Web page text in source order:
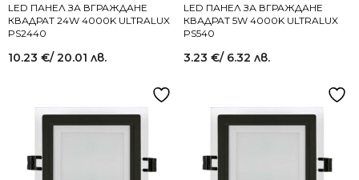
LED ПАНЕЛ ЗА ВГРАЖДАНЕ
КВАДРАТ 24W 4000K ULTRALUX
PS2440
10.23 €/ 20.01 лв.
LED ПАНЕЛ ЗА ВГРАЖДАНЕ
КВАДРАТ 5W 4000K ULTRALUX
PS540
3.23 €/ 6.32 лв.